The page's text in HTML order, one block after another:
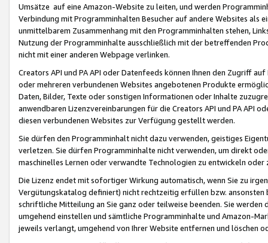
Umsätze auf eine Amazon-Website zu leiten, und werden
Verbindung mit Programminhalten Besucher auf andere Websites als
unmittelbarem Zusammenhang mit den Programminhalten stehen,
Nutzung der Programminhalte ausschließlich mit der betreffenden
nicht mit einer anderen Webpage verlinken.
Creators API und PA API oder Datenfeeds können Ihnen den Zugriff
oder mehreren verbundenen Websites angebotenen Produkte
Daten, Bilder, Texte oder sonstigen Informationen oder Inhalte
anwendbaren Lizenzvereinbarungen für die Creators API und PA API
diesen verbundenen Websites zur Verfügung gestellt werden.
Sie dürfen den Programminhalt nicht dazu verwenden, geistiges
verletzen. Sie dürfen Programminhalte nicht verwenden, um direkt
maschinelles Lernen oder verwandte Technologien zu entwickeln
Die Lizenz endet mit sofortiger Wirkung automatisch, wenn Sie zu
Vergütungskatalog definiert) nicht rechtzeitig erfüllen bzw. ansonsten
schriftliche Mitteilung an Sie ganz oder teilweise beenden. Sie werden
umgehend einstellen und sämtliche Programminhalte und Amazon-
jeweils verlangt, umgehend von Ihrer Website entfernen und löschen